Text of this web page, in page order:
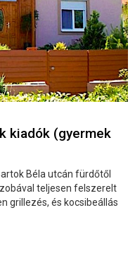
kiadók (gyermek
Béla utcán fürdőtől
teljesen felszerelt
grillezés, és kocsibeállás